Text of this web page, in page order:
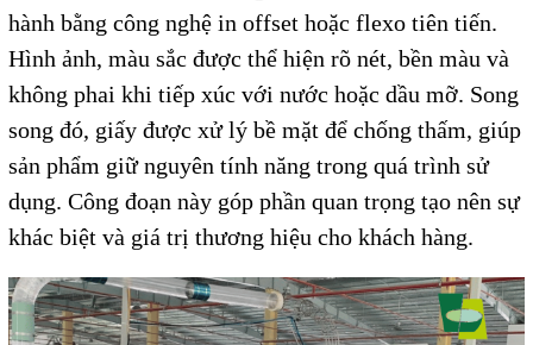
hành bằng công nghệ in offset hoặc flexo tiên tiến.
Hình ảnh, màu sắc được thể hiện rõ nét, bền màu và
không phai khi tiếp xúc với nước hoặc dầu mỡ. Song
song đó, giấy được xử lý bề mặt để chống thấm, giúp
sản phẩm giữ nguyên tính năng trong quá trình sử
dụng. Công đoạn này góp phần quan trọng tạo nên sự
khác biệt và giá trị thương hiệu cho khách hàng.